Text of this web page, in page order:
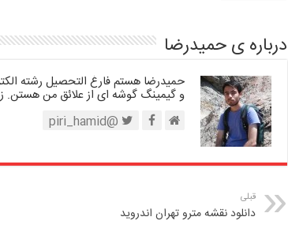
درباره ی حمیدرضا
حمیدرضا هستم فارغ التحصیل رشته
و گیمینگ گوشه ای از علائق من هستن.
@piri_hamid
قبلی
دانلود نقشه مترو تهران اندروید